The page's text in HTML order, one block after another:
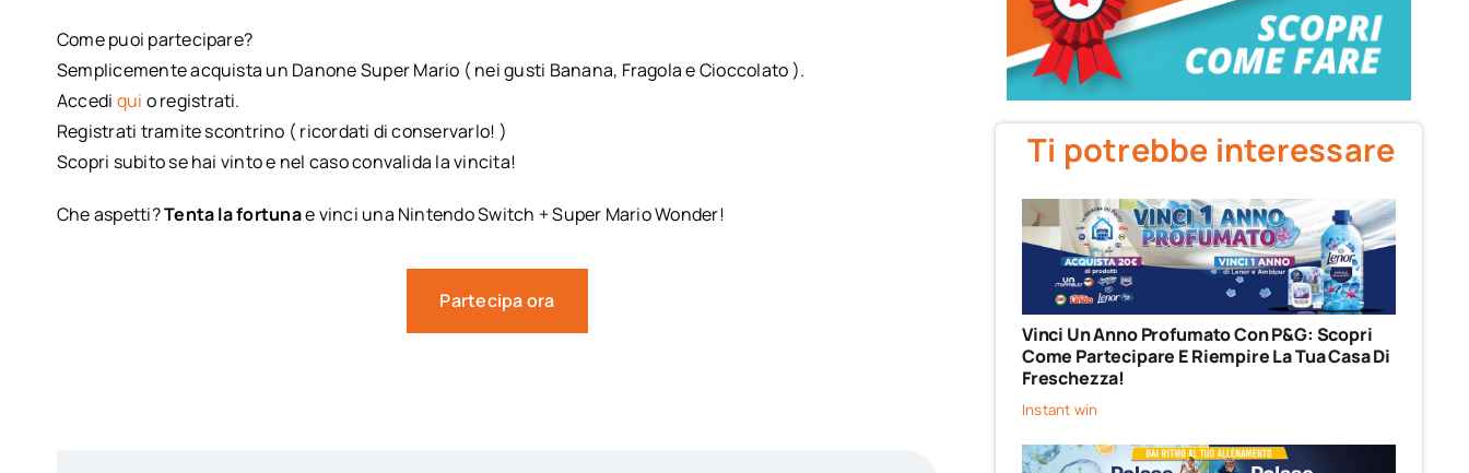
Come puoi partecipare?
Semplicemente acquista un Danone Super Mario ( nei gusti Banana, Fragola e Cioccolato ).
Accedi qui o registrati.
Registrati tramite scontrino ( ricordati di conservarlo! )
Scopri subito se hai vinto e nel caso convalida la vincita!
Che aspetti?Tenta la fortunae vinci una Nintendo Switch + Super Mario Wonder!
Partecipa ora
Ti potrebbe interessare
Vinci Un Anno Profumato Con P&G: Scopri
Come Partecipare E Riempire La Tua Casa Di
Freschezza!
Instant win